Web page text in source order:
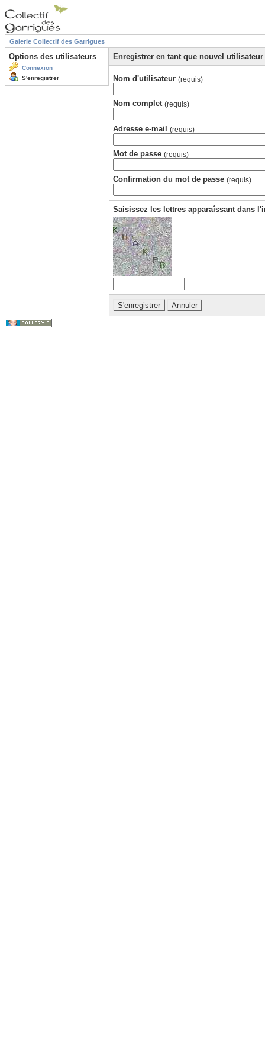
Galerie Collectif des Garrigues
Options des utilisateurs
Connexion
S'enregistrer
Enregistrer en tant que nouvel utilisateur
Nom d'utilisateur (requis)
Nom complet (requis)
Adresse e-mail (requis)
Mot de passe (requis)
Confirmation du mot de passe (requis)
Saisissez les lettres apparaîssant dans